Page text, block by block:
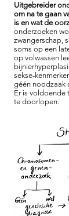
Uitgebreider
om na te gaan
is en wat de
onderzoeken
zwangerschap,
soms op een
op volwassen
sekse-
géén noodzaak
Er is voldoende
te doorlopen.